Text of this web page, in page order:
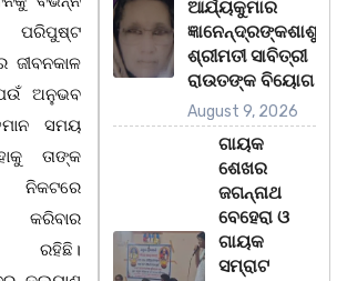
ଅନୁଭବ
ସମୟ
ତାଙ୍କ
ନିକଟରେ
ରହିଛି।
ଆର୍ଯ୍ୟକୁମାର
ଜ୍ଞାନେନ୍ଦ୍ରଙ୍କଶାଶୁ
ଶ୍ରୀମତୀ ସାବିତ୍ରୀ
ରାଉତଙ୍କ ବିୟୋଗ
August 9, 2026
ଗାୟକ
ଶେଖର
ଜଗନ୍ନାଥ
ବେହେରା ଓ
ଗାୟକ
ସମ୍ରାଟ